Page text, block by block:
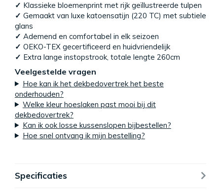
✓ Klassieke bloemenprint met rijk geïllustreerde tulpen
✓ Gemaakt van luxe katoensatijn (220 TC) met subtiele
glans
✓ Ademend en comfortabel in elk seizoen
✓ OEKO-TEX gecertificeerd en huidvriendelijk
✓ Extra lange instopstrook, totale lengte 260cm
Veelgestelde vragen
Hoe kan ik het dekbedovertrek het beste
onderhouden?
Welke kleur hoeslaken past mooi bij dit
dekbedovertrek?
Kan ik ook losse kussenslopen bijbestellen?
Hoe snel ontvang ik mijn bestelling?
Specificaties